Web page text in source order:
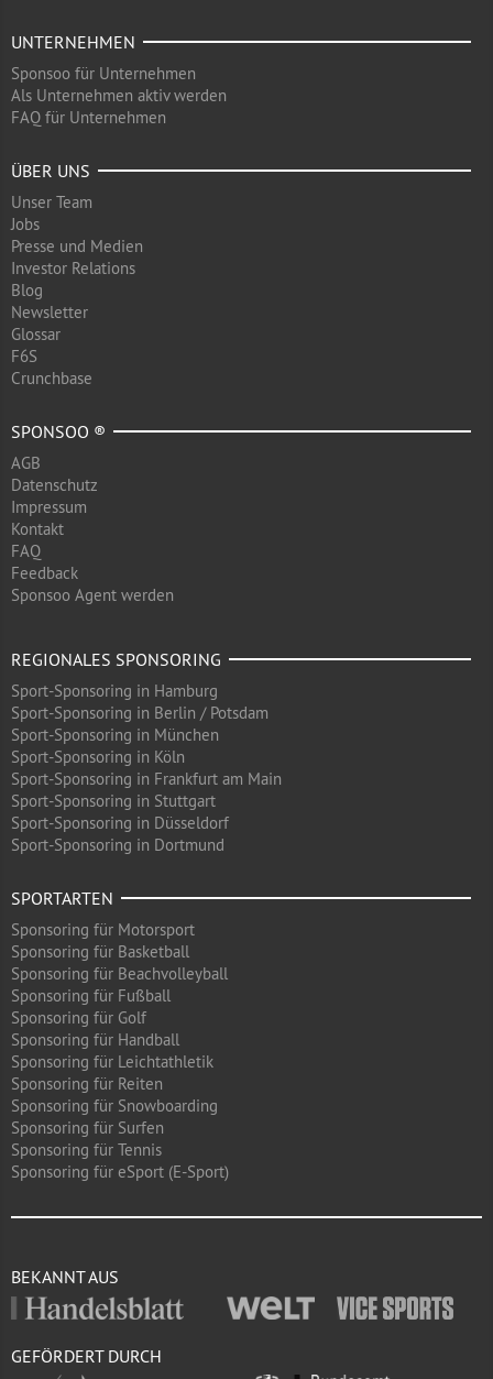
UNTERNEHMEN
Sponsoo für Unternehmen
Als Unternehmen aktiv werden
FAQ für Unternehmen
ÜBER UNS
Unser Team
Jobs
Presse und Medien
Investor Relations
Blog
Newsletter
Glossar
F6S
Crunchbase
SPONSOO ®
AGB
Datenschutz
Impressum
Kontakt
FAQ
Feedback
Sponsoo Agent werden
REGIONALES SPONSORING
Sport-Sponsoring in Hamburg
Sport-Sponsoring in Berlin / Potsdam
Sport-Sponsoring in München
Sport-Sponsoring in Köln
Sport-Sponsoring in Frankfurt am Main
Sport-Sponsoring in Stuttgart
Sport-Sponsoring in Düsseldorf
Sport-Sponsoring in Dortmund
SPORTARTEN
Sponsoring für Motorsport
Sponsoring für Basketball
Sponsoring für Beachvolleyball
Sponsoring für Fußball
Sponsoring für Golf
Sponsoring für Handball
Sponsoring für Leichtathletik
Sponsoring für Reiten
Sponsoring für Snowboarding
Sponsoring für Surfen
Sponsoring für Tennis
Sponsoring für eSport (E-Sport)
BEKANNT AUS
GEFÖRDERT DURCH